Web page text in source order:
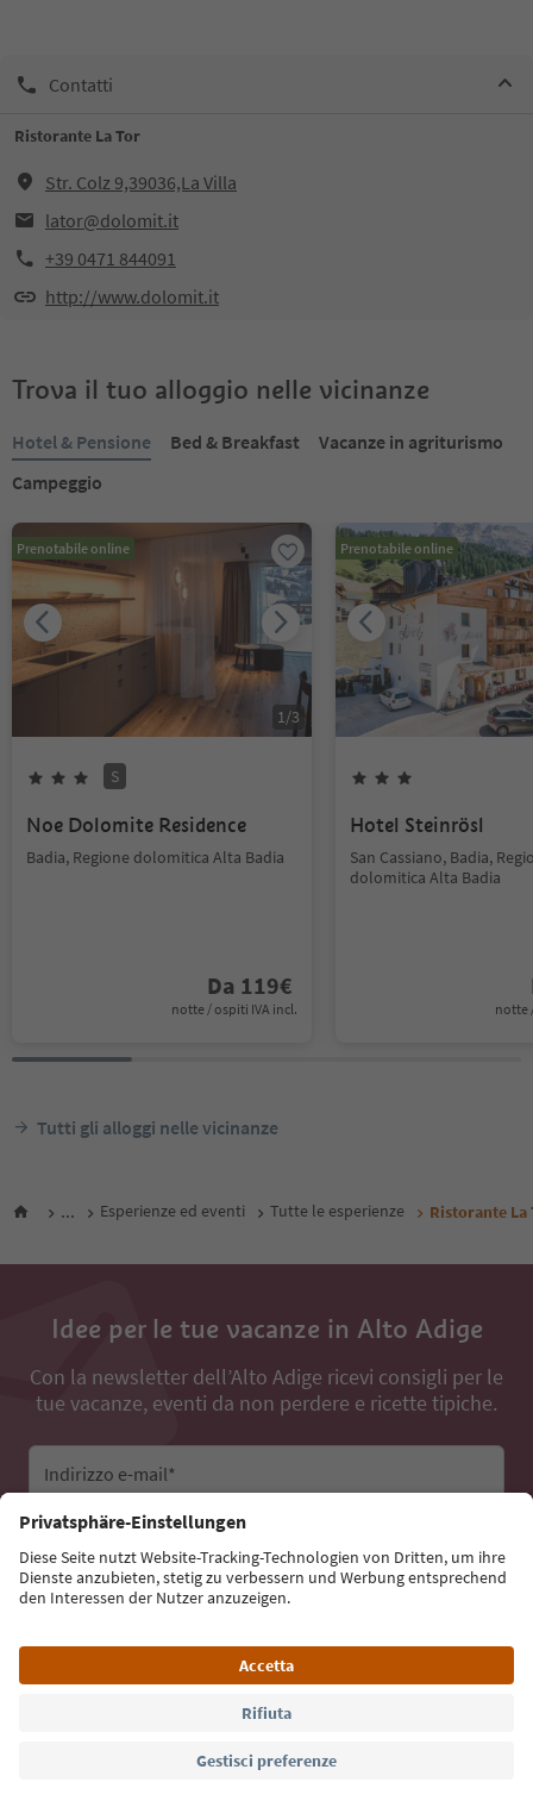
Contatti
Ristorante La Tor
Str. Colz 9,39036,La Villa
lator@dolomit.it
+39 0471 844091
http://www.dolomit.it
Trova il tuo alloggio nelle vicinanze
Hotel & Pensione Bed & Breakfast
Vacanze in agriturismo
Campeggio
Prenotabile online
1/3
S
Noe Dolomite Residence
Badia, Regione dolomitica Alta Badia
Da 119€
notte / ospiti IVA incl.
Prenotabile online
Hotel Steinrösl
San Cassiano, Badia,
dolomitica Alta Badia
notte
Tutti gli alloggi nelle vicinanze
... Esperienze ed eventi Tutte le esperienze Ristorante La
Idee per le tue vacanze in Alto Adige
Con la newsletter dell’Alto Adige ricevi consigli per le
tue vacanze, eventi da non perdere e ricette tipiche.
Indirizzo e-mail*
Iscriviti alla newsletter